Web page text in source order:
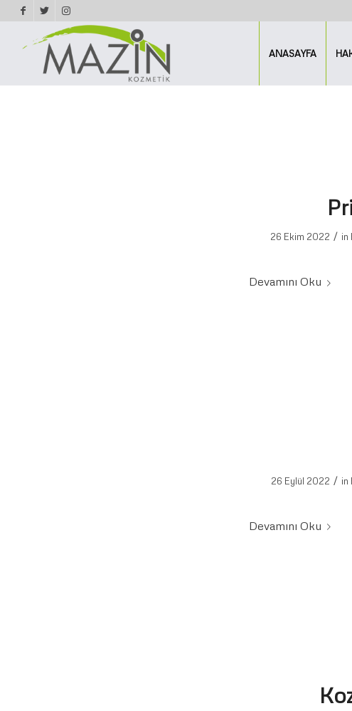
ANASAYFA
26 Ekim 2022 / in
Devamını Oku
26 Eylül 2022 / in
Devamını Oku